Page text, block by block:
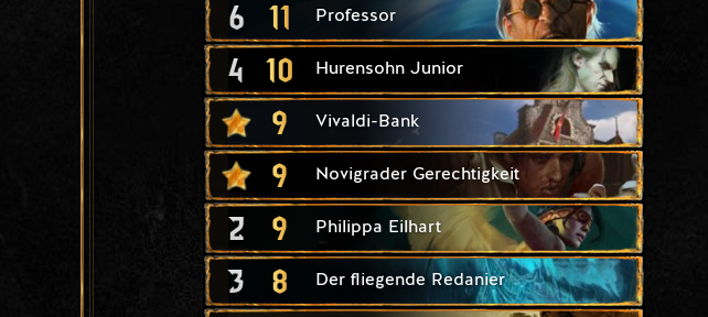
6 11 Professor
4 10 Hurensohn Junior
9 Vivaldi-Bank
9 Novigrader Gerechtigkeit
2 9 Philippa Eilhart
3 8 Der fliegende Redanier